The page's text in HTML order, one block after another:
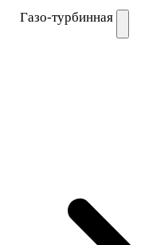
Газо-турбинная